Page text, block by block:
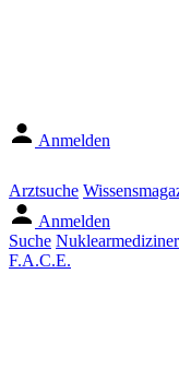
Anmelden
Arztsuche
Anmelden
Suche Nuklearmediziner
F.A.C.E.